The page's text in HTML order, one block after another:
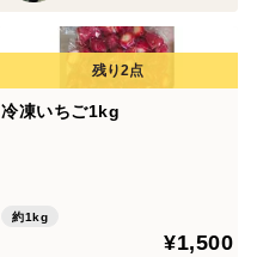
冷凍いちご1kg
約1kg
¥1,500